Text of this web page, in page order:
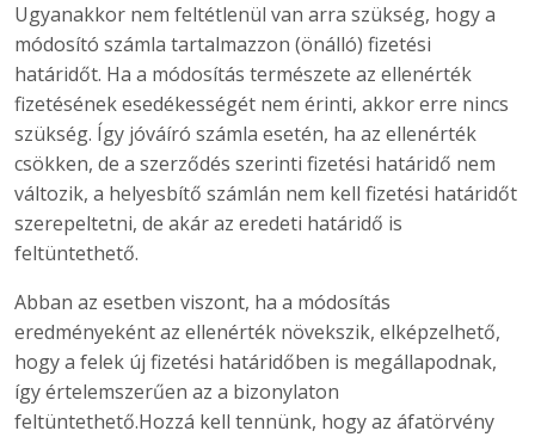
Ugyanakkor nem feltétlenül van arra szükség, hogy a
módosító számla tartalmazzon (önálló) fizetési
határidőt. Ha a módosítás természete az ellenérték
fizetésének esedékességét nem érinti, akkor erre nincs
szükség. Így jóváíró számla esetén, ha az ellenérték
csökken, de a szerződés szerinti fizetési határidő nem
változik, a helyesbítő számlán nem kell fizetési határidőt
szerepeltetni, de akár az eredeti határidő is
feltüntethető.
Abban az esetben viszont, ha a módosítás
eredményeként az ellenérték növekszik, elképzelhető,
hogy a felek új fizetési határidőben is megállapodnak,
így értelemszerűen az a bizonylaton
feltüntethető.Hozzá kell tennünk, hogy az áfatörvény